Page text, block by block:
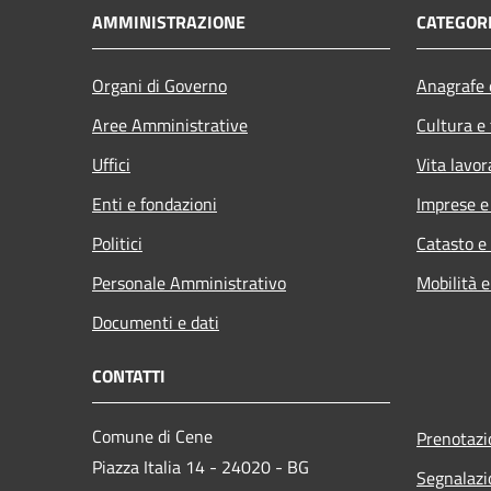
AMMINISTRAZIONE
Organi di Governo
Aree Amministrative
Uffici
Enti e fondazioni
Politici
Personale Amministrativo
Documenti e dati
Cultura
Vita
Imprese
Catasto
Mobilità
CONTATTI
Comune di Cene
Piazza Italia 14 - 24020 - BG